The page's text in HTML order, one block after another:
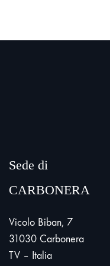
Sede di
CARBONERA
Vicolo Biban, 7
31030 Carbonera
TV – Italia